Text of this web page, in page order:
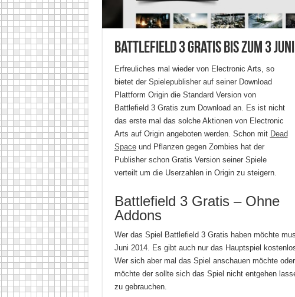
Battlefield 3 Gratis bis zum 3 Juni
Erfreuliches mal wieder von Electronic Arts, so
bietet der Spielepublisher auf seiner Download
Plattform Origin die Standard Version von
Battlefield 3 Gratis zum Download an. Es ist nicht
das erste mal das solche Aktionen von Electronic
Arts auf Origin angeboten werden. Schon mit Dead
Spaceund Pflanzen gegen Zombies hat der
Publisher schon Gratis Version seiner Spiele
verteilt um die Userzahlen in Origin zu steigern.
Battlefield 3 Gratis – Ohne
Addons
Wer das Spiel Battlefield 3 Gratis haben möchte
Juni 2014. Es gibt auch nur das Hauptspiel
Wer sich aber mal das Spiel anschauen möchte
möchte der sollte sich das Spiel nicht entgehen
zu gebrauchen.